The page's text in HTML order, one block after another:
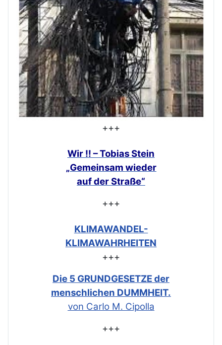
+++
Wir !! – Tobias Stein
„Gemeinsam wieder
auf der Straße“
+++
KLIMAWANDEL-
KLIMAWAHRHEITEN
+++
Die 5 GRUNDGESETZE der
menschlichen DUMMHEIT.
von Carlo M. Cipolla
+++